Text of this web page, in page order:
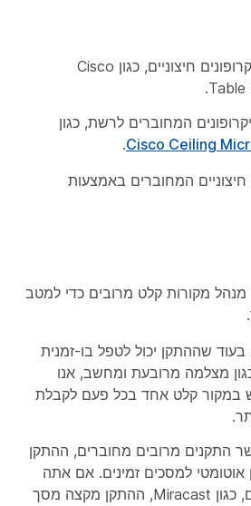
מיקרופונים חיצוניים, כגון Cisco
Table
המחוברים לרשת, כגון
Cisco Ceiling
.
חיצוניים המחוברים באמצעות
Room Bar Pro BYOD מנהל מקורות קלט מרובים כדי למטב
בעוד שההתקן יכול לטפל בו-זמנית
מצלמה מרובעת ומחשב, אנו
במקור קלט אחד בכל פעם לקבלת
התקנים מרובים מחוברים, ההתקן
למסכים זמינים. אם אתה
יוזם מקורות נוספים, כגון Miracast, ההתקן מקצה מסך